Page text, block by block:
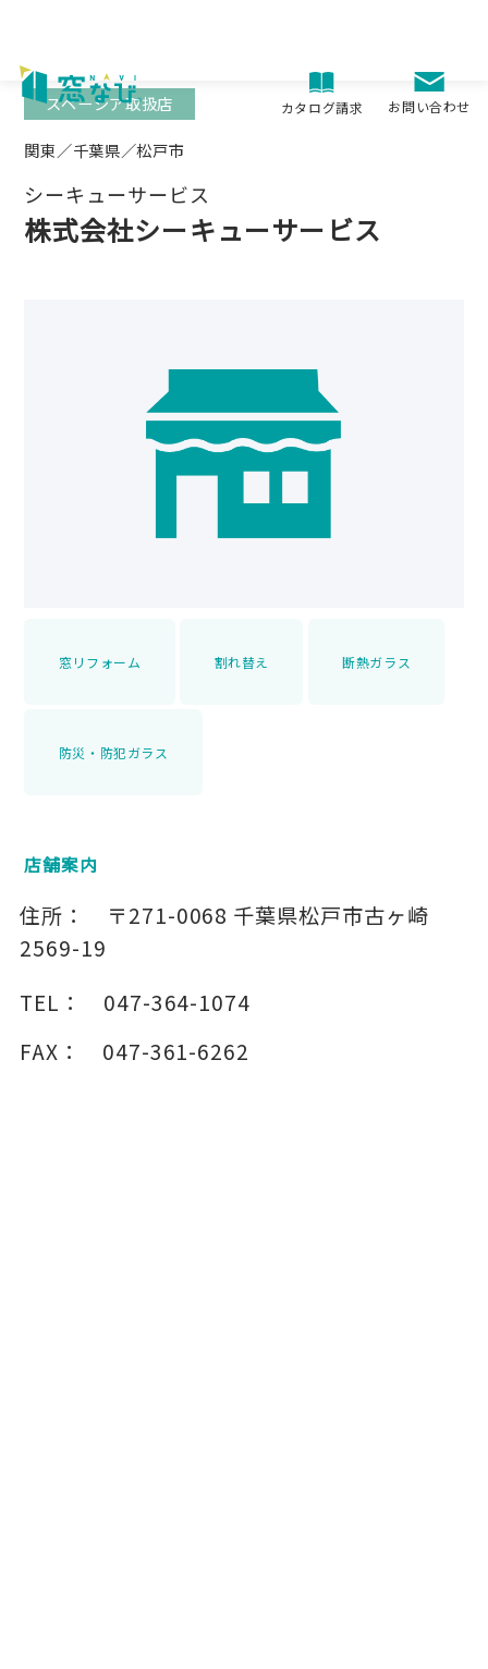
content
カタログ請求 お問い合わせ
関東／千葉県／松戸市
シーキューサービス
株式会社シーキューサービス
スペーシア取扱店
窓リフォーム 割れ替え 断熱ガラス
防災・防犯ガラス
店舗案内
住所： 〒271-0068 千葉県松戸市古ヶ崎
2569-19
TEL：
047-364-1074
FAX：
047-361-6262